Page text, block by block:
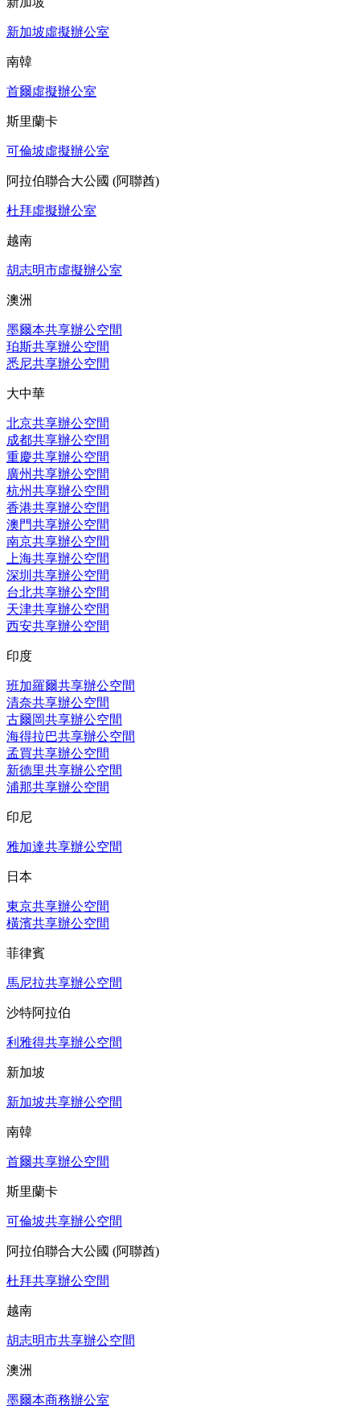
新加坡虛擬辦公室
南韓
首爾虛擬辦公室
斯里蘭卡
可倫坡虛擬辦公室
阿拉伯聯合大公國 (阿聯酋)
杜拜虛擬辦公室
越南
胡志明市虛擬辦公室
澳洲
墨爾本共享辦公空間
珀斯共享辦公空間
悉尼共享辦公空間
大中華
北京共享辦公空間
成都共享辦公空間
重慶共享辦公空間
廣州共享辦公空間
杭州共享辦公空間
香港共享辦公空間
澳門共享辦公空間
南京共享辦公空間
上海共享辦公空間
深圳共享辦公空間
台北共享辦公空間
天津共享辦公空間
西安共享辦公空間
印度
班加羅爾共享辦公空間
清奈共享辦公空間
古爾岡共享辦公空間
海得拉巴共享辦公空間
孟買共享辦公空間
新德里共享辦公空間
浦那共享辦公空間
印尼
雅加達共享辦公空間
日本
東京共享辦公空間
橫濱共享辦公空間
菲律賓
馬尼拉共享辦公空間
沙特阿拉伯
利雅得共享辦公空間
新加坡
新加坡共享辦公空間
南韓
首爾共享辦公空間
斯里蘭卡
可倫坡共享辦公空間
阿拉伯聯合大公國 (阿聯酋)
杜拜共享辦公空間
越南
胡志明市共享辦公空間
澳洲
墨爾本商務辦公室